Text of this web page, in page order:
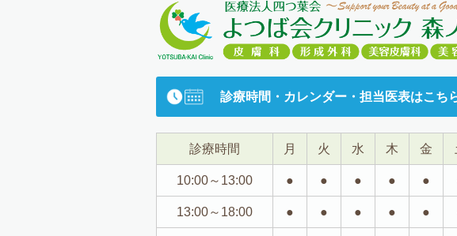
診療時間・カレンダー・担当医表はこち
診療時間 月 火 水 木 金
10:00～13:00 ● ● ● ● ●
13:00～18:00 ● ● ● ● ●